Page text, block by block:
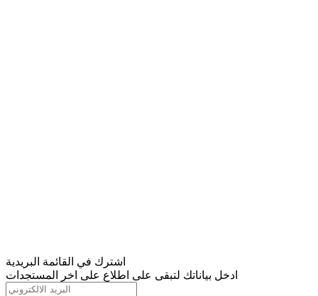
اشترك في القائمة البريدية
ادخل بياناتك لتبقى على اطلاع على اخر المستجدات